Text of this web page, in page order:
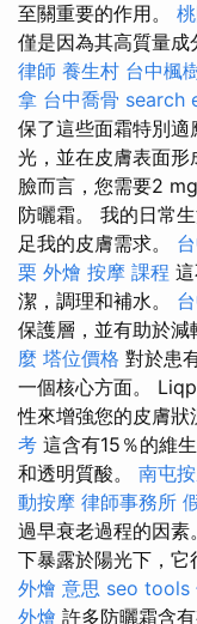
至關重要的作用。
僅是因為其高質量成
律師 養生村 台中楓
拿 台中喬骨 search
保了這些面霜特別
光，並在皮膚表面
臉而言，您需要2
防曬霜。 我的日常
足我的皮膚需求。
栗 外燴 按摩 課程
潔，調理和補水。
保護層，並有助於減
麼 塔位價格 對於患
一個核心方面。
性來增強您的皮膚狀
考 這含有15％的維
和透明質酸。 南屯
動按摩 律師事務所
過早衰老過程的因
下暴露於陽光下，它
外燴 意思 seo tools
外燴 許多防曬霜含